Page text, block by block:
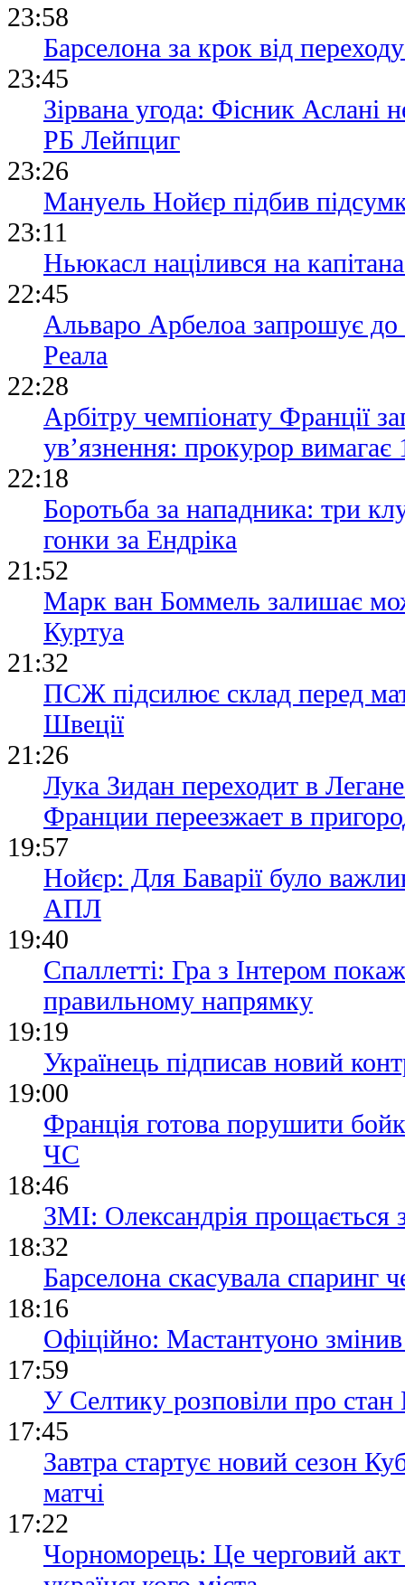
23:58
Барселона за крок від
23:45
Зірвана угода: Фісник
РБ Лейпциг
23:26
Мануель Нойєр підбив
23:11
Ньюкасл націлився на капітана
22:45
Альваро Арбелоа запрошує до
Реала
22:28
Арбітру чемпіонату Франції
ув’язнення: прокурор вимагає
22:18
Боротьба за нападника: три
гонки за Ендріка
21:52
Марк ван Боммель залишає
Куртуа
21:32
ПСЖ підсилює склад перед
Швеції
21:26
Лука Зидан переходит в
Франции переезжает в
19:57
Нойєр: Для Баварії було
АПЛ
19:40
Спаллетті: Гра з Інтером
правильному напрямку
19:19
Українець підписав новий
19:00
Франція готова порушити
ЧС
18:46
ЗМІ: Олександрія прощається
18:32
Барселона скасувала спаринг
18:16
Офіційно: Мастантуоно
17:59
У Селтику розповіли про стан
17:45
Завтра стартує новий сезон
матчі
17:22
Чорноморець: Це черговий